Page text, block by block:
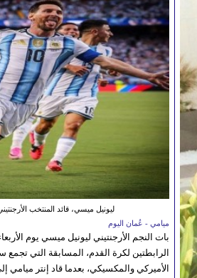
ليونيل ميسي، قائد المنتخب
ميامي - عُمان اليوم
بات النجم الأرجنتيني ليونيل ميسي يوم
الرابطتين لكرة القدم، المسابقة التي تجمع
الأميركي والمكسيكي، بعدما قاد إنتر ميامي